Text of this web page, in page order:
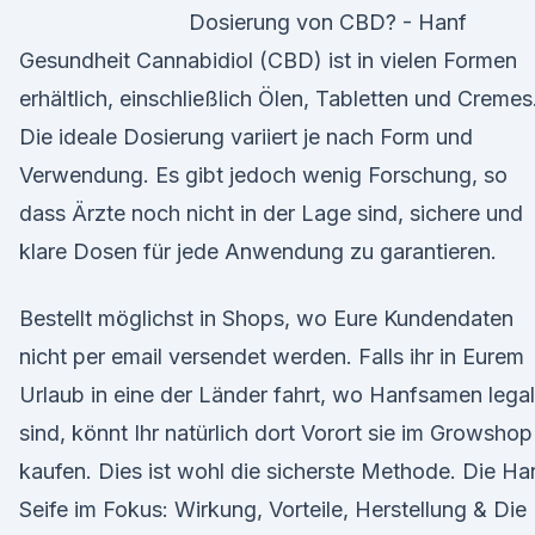
Dosierung von CBD? - Hanf
Gesundheit Cannabidiol (CBD) ist in vielen Formen
erhältlich, einschließlich Ölen, Tabletten und
Die ideale Dosierung variiert je nach Form und
Verwendung. Es gibt jedoch wenig Forschung, so
dass Ärzte noch nicht in der Lage sind, sichere und
klare Dosen für jede Anwendung zu garantieren.
Bestellt möglichst in Shops, wo Eure Kundendaten
nicht per email versendet werden. Falls ihr in Eurem
Urlaub in eine der Länder fahrt, wo Hanfsamen legal
sind, könnt Ihr natürlich dort Vorort sie im Growshop
kaufen. Dies ist wohl die sicherste Methode. Die
Seife im Fokus: Wirkung, Vorteile, Herstellung & Die